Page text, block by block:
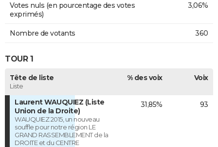
Votes nuls (en pourcentage des votes
exprimés)
3,06%
Nombre de votants 360
TOUR 1
Tête de liste
Liste
% des voix Voix
Laurent WAUQUIEZ (Liste
Union de la Droite)
WAUQUIEZ 2015, un nouveau
souffle pour notre région LE
GRAND RASSEMBLEMENT de la
DROITE et du CENTRE
31,85% 93